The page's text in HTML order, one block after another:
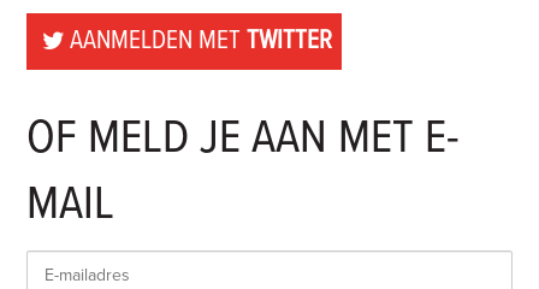
AANMELDEN METTWITTER
OF MELD JE AAN MET E-
MAIL